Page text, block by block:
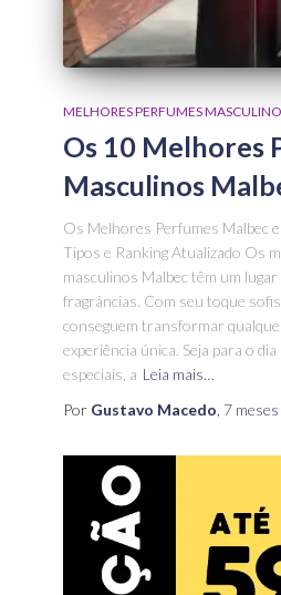
MELHORES PERFUMES
Os 10 Melhores
Masculinos
Os Melhores Perfumes Malbec
Tipos e Ranking Atualizado Os
masculinos Malbec têm um
fragrâncias. Com seu toque
conseguem transformar
experiência única. Seja para o
especiais, a Leia mais…
Por Gustavo Macedo 7 meses